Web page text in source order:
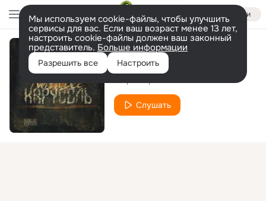
Войти
Мы используем cookie-файлы, чтобы улучшить
сервисы для вас. Если ваш возраст менее 13 лет,
настроить cookie-файлы должен ваш законный
представитель. Больше информации
Разрешить все Настроить
Помню
Слушать